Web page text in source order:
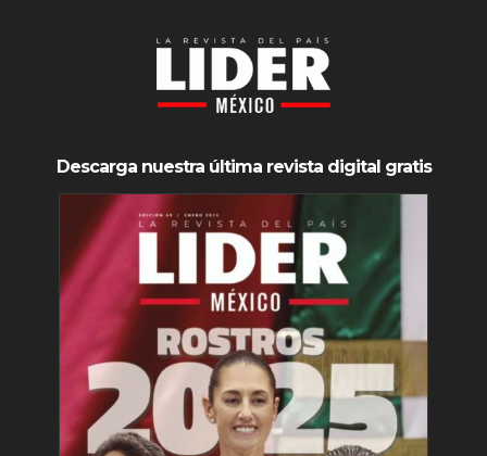
Descarga nuestra última revista digital gratis